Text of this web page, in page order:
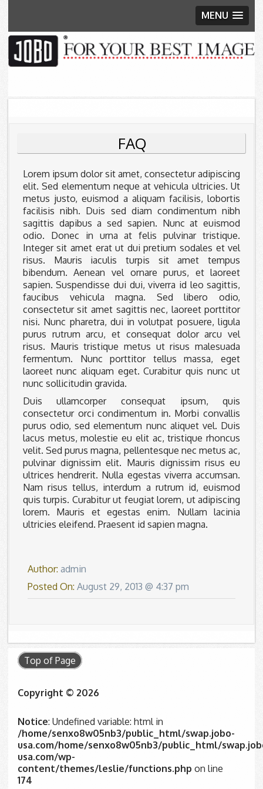
MENU
Skip to content
FAQ
Lorem ipsum dolor sit amet, consectetur adipiscing
elit. Sed elementum neque at vehicula ultricies. Ut
metus justo, euismod a aliquam facilisis, lobortis
facilisis nibh. Duis sed diam condimentum nibh
sagittis dapibus a sed sapien. Nunc at euismod
odio. Donec in urna at felis pulvinar tristique.
Integer sit amet erat ut dui pretium sodales et vel
risus. Mauris iaculis turpis sit amet tempus
bibendum. Aenean vel ornare purus, et laoreet
sapien. Suspendisse dui dui, viverra id leo sagittis,
faucibus vehicula magna. Sed libero odio,
consectetur sit amet sagittis nec, laoreet porttitor
nisi. Nunc pharetra, dui in volutpat posuere, ligula
purus rutrum arcu, et consequat dolor arcu vel
risus. Mauris tristique metus ut risus malesuada
fermentum. Nunc porttitor tellus massa, eget
laoreet nunc aliquam eget. Curabitur quis nunc ut
nunc sollicitudin gravida.
Duis ullamcorper consequat ipsum, quis
consectetur orci condimentum in. Morbi convallis
purus odio, sed elementum nunc aliquet vel. Duis
lacus metus, molestie eu elit ac, tristique rhoncus
velit. Sed purus magna, pellentesque nec metus ac,
pulvinar dignissim elit. Mauris dignissim risus eu
ultrices hendrerit. Nulla egestas viverra accumsan.
Nam risus tellus, interdum a rutrum id, euismod
quis turpis. Curabitur ut feugiat lorem, ut adipiscing
lorem. Mauris et egestas enim. Nullam lacinia
ultricies eleifend. Praesent id sapien magna.
Author: admin
Posted On: August 29, 2013 @ 4:37 pm
Top of Page
Copyright © 2026
Notice: Undefined variable: html in
/home/senxo8w05nb3/public_html/swap.jobo-
usa.com/home/senxo8w05nb3/public_html/
usa.com/wp-
content/themes/leslie/functions.php on line
174